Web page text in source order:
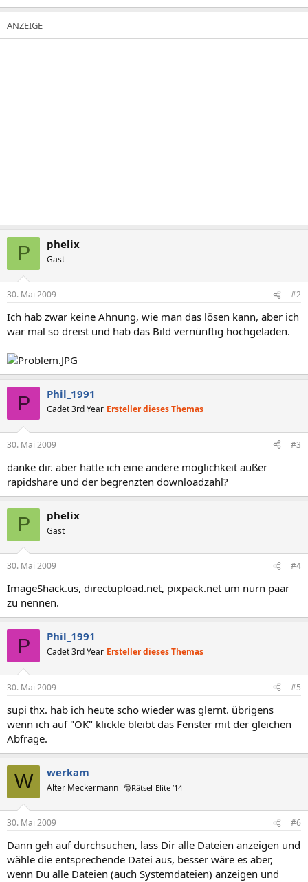
P phelix
Gast
30. Mai 2009 #2
Ich hab zwar keine Ahnung, wie man das lösen kann, aber ich
war mal so dreist und hab das Bild vernünftig hochgeladen.
P Phil_1991
Cadet 3rd Year Ersteller dieses Themas
30. Mai 2009 #3
danke dir. aber hätte ich eine andere möglichkeit außer
rapidshare und der begrenzten downloadzahl?
P phelix
Gast
30. Mai 2009 #4
ImageShack.us, directupload.net, pixpack.net um nurn paar
zu nennen.
P Phil_1991
Cadet 3rd Year Ersteller dieses Themas
30. Mai 2009 #5
supi thx. hab ich heute scho wieder was glernt. übrigens
wenn ich auf "OK" klickle bleibt das Fenster mit der gleichen
Abfrage.
W werkam
Alter Meckermann 🎅Rätsel-Elite ’14
30. Mai 2009 #6
Dann geh auf durchsuchen, lass Dir alle Dateien anzeigen und
wähle die entsprechende Datei aus, besser wäre es aber,
wenn Du alle Dateien (auch Systemdateien) anzeigen und